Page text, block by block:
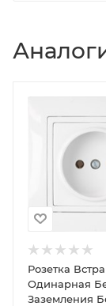
Розетка
Одинарная
Заземления